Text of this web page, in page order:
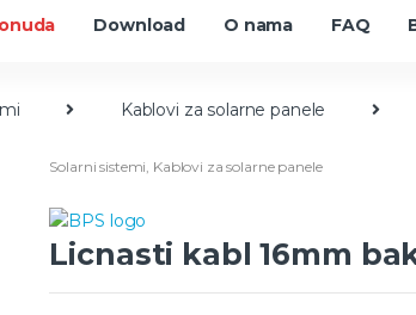
Download O nama FAQ
Kablovi za solarne panele
Solarni sistemi Kablovi za solarne panele
Licnasti kabl 16mm